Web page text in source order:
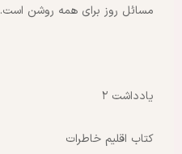
مسائل روز برای همه روشن است.
یادداشت ۲
کتاب اقلیم خاطرات